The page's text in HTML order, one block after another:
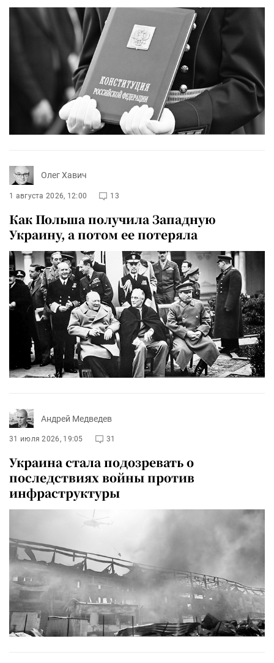
Олег Хавич
1 августа 2026, 12:00 13
Как Польша получила Западную
Украину, а потом ее потеряла
Андрей Медведев
31 июля 2026, 19:05 31
Украина стала подозревать о
последствиях войны против
инфраструктуры